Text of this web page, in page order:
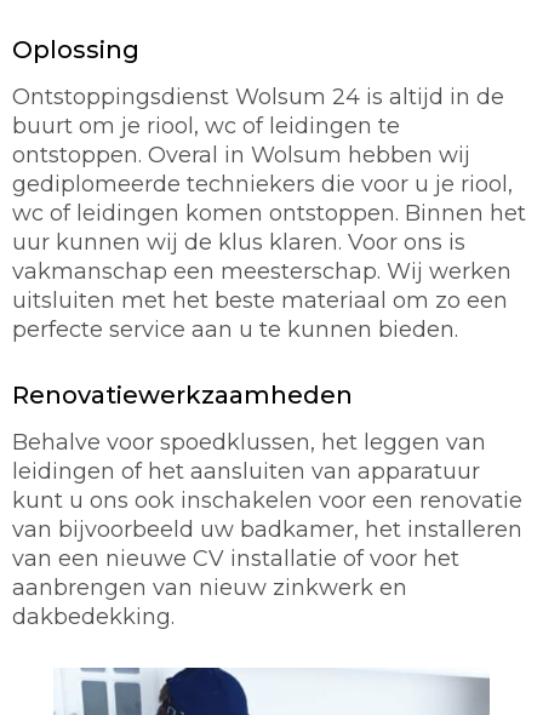
Oplossing
Ontstoppingsdienst Wolsum 24 is altijd in de
buurt om je riool, wc of leidingen te
ontstoppen. Overal in Wolsum hebben wij
gediplomeerde techniekers die voor u je riool,
wc of leidingen komen ontstoppen. Binnen het
uur kunnen wij de klus klaren. Voor ons is
vakmanschap een meesterschap. Wij werken
uitsluiten met het beste materiaal om zo een
perfecte service aan u te kunnen bieden.
Renovatiewerkzaamheden
Behalve voor spoedklussen, het leggen van
leidingen of het aansluiten van apparatuur
kunt u ons ook inschakelen voor een renovatie
van bijvoorbeeld uw badkamer, het installeren
van een nieuwe CV installatie of voor het
aanbrengen van nieuw zinkwerk en
dakbedekking.